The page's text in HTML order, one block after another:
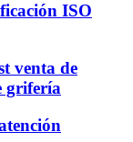
ISO
venta de
grifería